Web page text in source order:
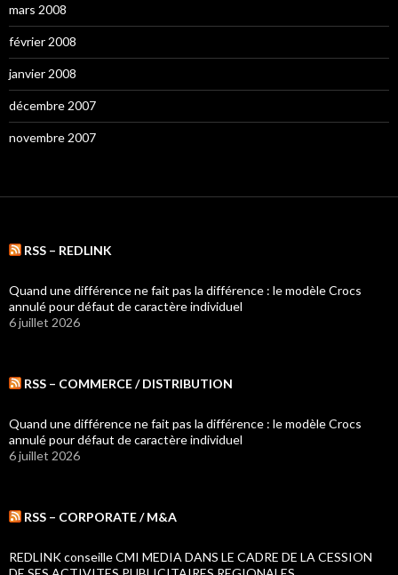
mars 2008
février 2008
janvier 2008
décembre 2007
novembre 2007
RSS – REDLINK
Quand une différence ne fait pas la différence : le modèle Crocs
annulé pour défaut de caractère individuel
6 juillet 2026
RSS – COMMERCE / DISTRIBUTION
Quand une différence ne fait pas la différence : le modèle Crocs
annulé pour défaut de caractère individuel
6 juillet 2026
RSS – CORPORATE / M&A
REDLINK conseille CMI MEDIA DANS LE CADRE DE LA CESSION